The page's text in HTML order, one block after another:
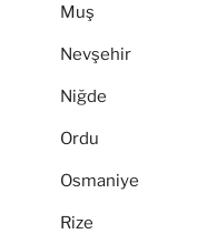
Muş
Nevşehir
Niğde
Ordu
Osmaniye
Rize